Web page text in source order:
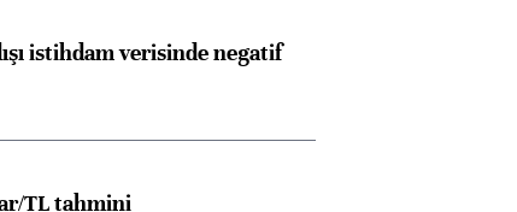
istihdam verisinde negatif
TL tahmini